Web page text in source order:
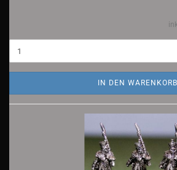
IN DEN WARENKORB